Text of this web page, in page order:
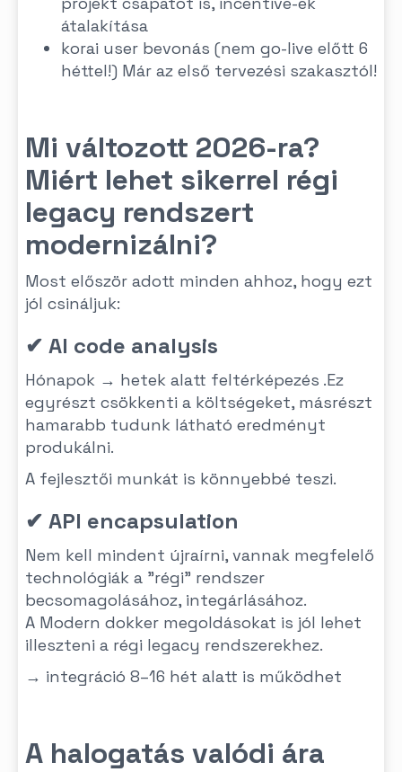
átalakítása
korai user bevonás (nem go-live előtt 6
héttel!) Már az első tervezési szakasztól!
Mi változott 2026-ra?
Miért lehet sikerrel régi
legacy rendszert
modernizálni?
Most először adott minden ahhoz, hogy ezt
jól csináljuk:
✔ AI code analysis
Hónapok → hetek alatt feltérképezés .Ez
egyrészt csökkenti a költségeket, másrészt
hamarabb tudunk látható eredményt
produkálni.
A fejlesztői munkát is könnyebbé teszi.
✔ API encapsulation
Nem kell mindent újraírni, vannak megfelelő
technológiák a "régi" rendszer
becsomagolásához, integárlásához.
A Modern dokker megoldásokat is jól lehet
illeszteni a régi legacy rendszerekhez.
→ integráció 8–16 hét alatt is működhet
A halogatás valódi ára